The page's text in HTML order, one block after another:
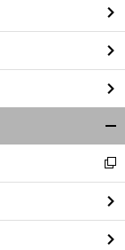
閉
る
新
し
い
ウ
ィ